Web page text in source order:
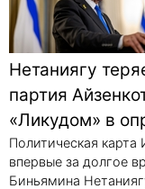
Нетаниягу
партия
«Ликудом» в
Политическая карта
впервые за долгое
Биньямина